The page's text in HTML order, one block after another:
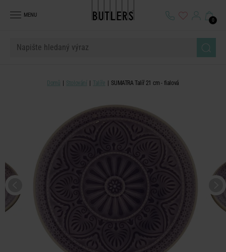
MENU
0
Domů Stolování Talíře SUMATRA Talíř 21 cm - fialová